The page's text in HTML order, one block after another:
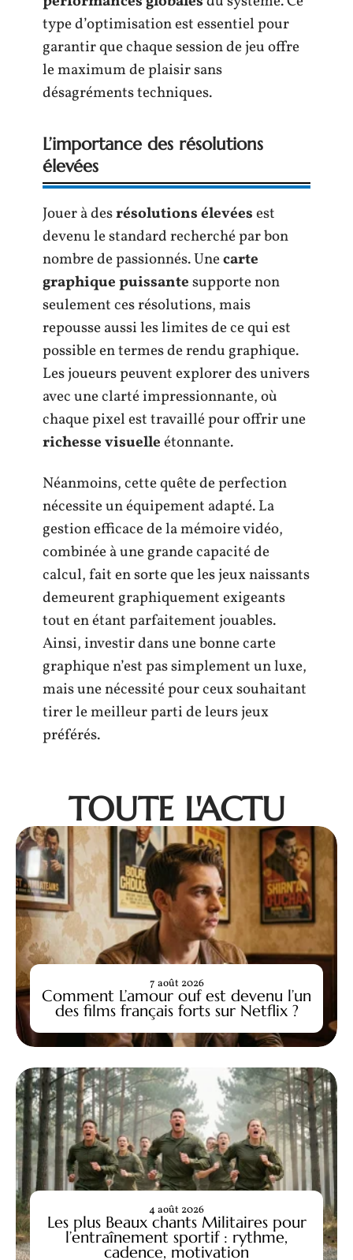
type d’optimisation est essentiel pour
garantir que chaque session de jeu offre
le maximum de plaisir sans
désagréments techniques.
L’importance des résolutions
élevées
Jouer à desrésolutions élevéesest
devenu le standard recherché par bon
nombre de passionnés. Unecarte
graphique puissantesupporte non
seulement ces résolutions, mais
repousse aussi les limites de ce qui est
possible en termes de rendu graphique.
Les joueurs peuvent explorer des univers
avec une clarté impressionnante, où
chaque pixel est travaillé pour offrir une
richesse visuelleétonnante.
Néanmoins, cette quête de perfection
nécessite un équipement adapté. La
gestion efficace de la mémoire vidéo,
combinée à une grande capacité de
calcul, fait en sorte que les jeux naissants
demeurent graphiquement exigeants
tout en étant parfaitement jouables.
Ainsi, investir dans une bonne carte
graphique n’est pas simplement un luxe,
mais une nécessité pour ceux souhaitant
tirer le meilleur parti de leurs jeux
préférés.
TOUTE L'ACTU
Comment L’amour ouf est devenu l’un
des films français forts sur Netflix ?
7 août 2026
Les plus Beaux chants Militaires pour
l’entraînement sportif : rythme,
cadence, motivation
4 août 2026